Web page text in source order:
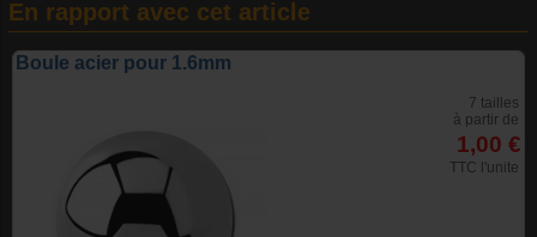
En rapport avec cet article
Boule acier pour 1.6mm
7 tailles
à partir de
1,00 €
TTC l'unite